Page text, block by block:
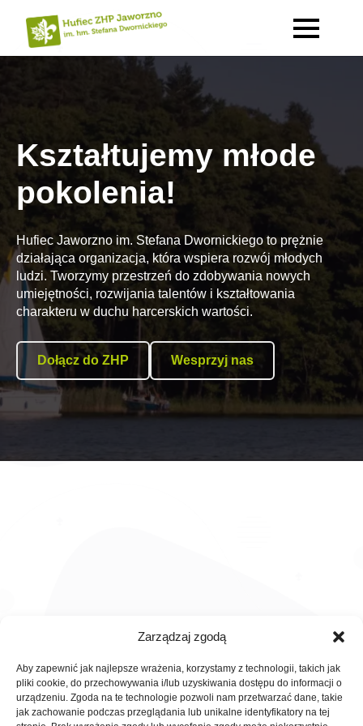
Zarządzaj zgodą
Aby zapewnić jak najlepsze wrażenia, korzystamy z technologii, takich jak
pliki cookie, do przechowywania i/lub uzyskiwania dostępu do informacji o
urządzeniu. Zgoda na te technologie pozwoli nam przetwarzać dane, takie
jak zachowanie podczas przeglądania lub unikalne identyfikatory na tej
Kształtujemy młode
pokolenia!
Hufiec Jaworzno im. Stefana Dwornickiego to prężnie
działająca organizacja, która wspiera rozwój młodych
ludzi. Tworzymy przestrzeń do zdobywania nowych
umiejętności, rozwijania talentów i kształtowania
charakteru w duchu harcerskich wartości.
Dołącz do ZHP Wesprzyj nas
PARTNERZY